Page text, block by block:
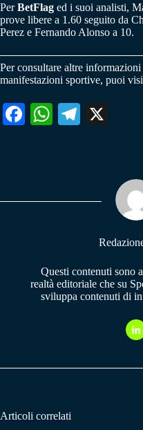
PerBetFlag ed i suoi analisti,
prove libere a 1.60 seguito da
Perez e Fernando Alonso a 10.
Per consultare altre
manifestazioni sportive, puoi
Fa W
pp
Te
m
Questi contenuti sono
realtà editoriale che su
sviluppa contenuti di
Articoli correlati